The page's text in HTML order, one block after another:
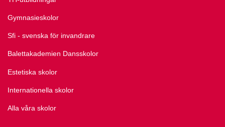
Gymnasieskolor
Sfi - svenska för invandrare
Balettakademien Dansskolor
Estetiska skolor
Internationella skolor
Alla våra skolor